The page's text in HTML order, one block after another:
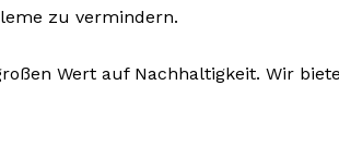
zu vermindern.
Wert auf Nachhaltigkeit. Wir